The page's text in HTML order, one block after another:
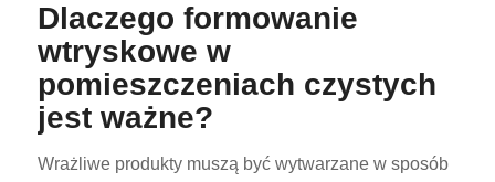
Dlaczego formowanie
wtryskowe w
pomieszczeniach czystych
jest ważne?
Wrażliwe produkty muszą być wytwarzane w sposób